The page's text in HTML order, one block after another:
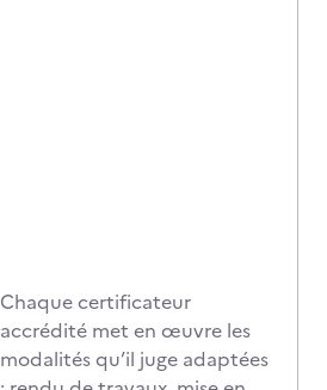
Chaque certificateur
accrédité met en œuvre les
modalités qu’il juge adaptées